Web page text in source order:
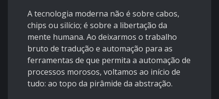
​A tecnologia moderna não é sobre cabos,
chips ou silício; é sobre a libertação da
mente humana. Ao deixarmos o trabalho
bruto de tradução e automação para as
ferramentas de que permita a automação de
processos morosos, voltamos ao início de
tudo: ao topo da pirâmide da abstração.